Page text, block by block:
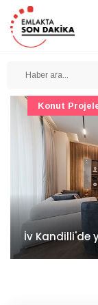
İv Kandilli'de
Konut